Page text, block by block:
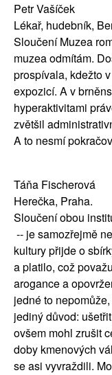
Petr Vašíček
Lékař, hudebník,
Sloučení Muzea
muzea odmítám.
prospívala, kdežto
expozicí. A v
hyperaktivitami
zvětšil
A to nesmí
Táňa Fischerová
Herečka, Praha.
Sloučení obou
-- je samozřejmě
kultury přijde o
a platilo, což
arogance a
jedné to
jediný důvod:
ovšem mohl zrušit
doby kmenových
se asi vyvraždili.